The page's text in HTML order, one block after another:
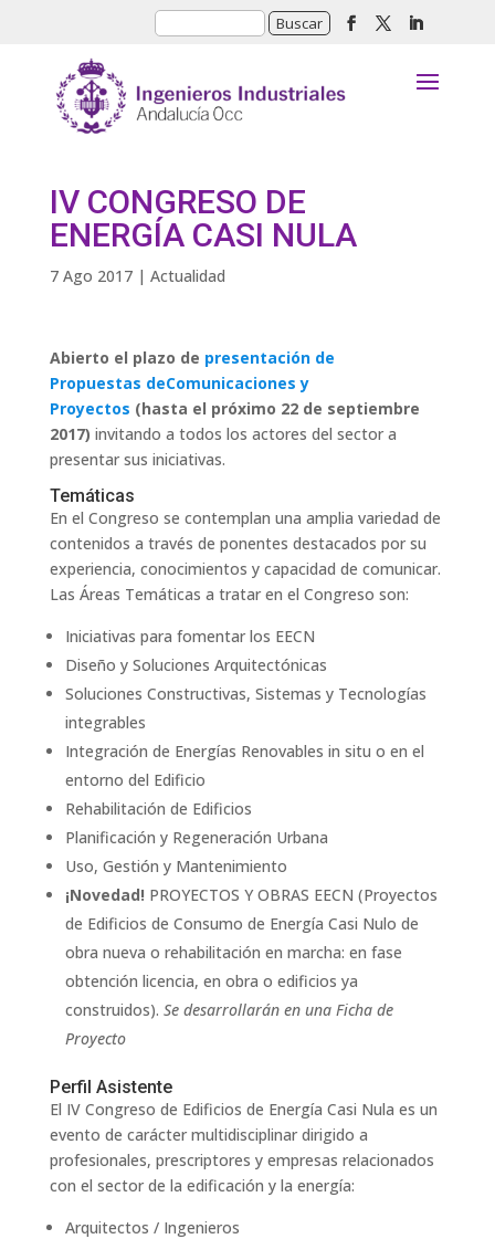
IV CONGRESO DE
ENERGÍA CASI NULA
7 Ago 2017| Actualidad
Abierto el plazo de presentación de
Propuestas deComunicaciones y
Proyectos (hasta el próximo 22 de septiembre
2017) invitando a todos los actores del sector a
presentar sus iniciativas.
Temáticas
En el Congreso se contemplan una amplia variedad de
contenidos a través de ponentes destacados por su
experiencia, conocimientos y capacidad de comunicar.
Las Áreas Temáticas a tratar en el Congreso son:
Iniciativas para fomentar los EECN
Diseño y Soluciones Arquitectónicas
Soluciones Constructivas, Sistemas y Tecnologías
integrables
Integración de Energías Renovables in situ o en el
entorno del Edificio
Rehabilitación de Edificios
Planificación y Regeneración Urbana
Uso, Gestión y Mantenimiento
¡Novedad! PROYECTOS Y OBRAS EECN (Proyectos
de Edificios de Consumo de Energía Casi Nulo de
obra nueva o rehabilitación en marcha: en fase
obtención licencia, en obra o edificios ya
construidos). Se desarrollarán en una Ficha de
Proyecto
Perfil Asistente
El IV Congreso de Edificios de Energía Casi Nula es un
evento de carácter multidisciplinar dirigido a
profesionales, prescriptores y empresas relacionados
con el sector de la edificación y la energía:
Arquitectos / Ingenieros